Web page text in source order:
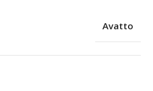
Avatto